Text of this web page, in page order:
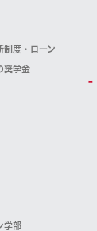
制度・ローン
奨学金
学部